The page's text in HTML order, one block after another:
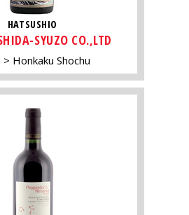
HATSUSHIO
SYUZO CO.,LTD
Honkaku Shochu